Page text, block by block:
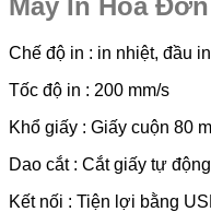
Máy In Hóa
Chế độ in : in nhiệt, đầu
Tốc độ in : 200 mm/s
Khổ giấy : Giấy cuộn 80
Dao cắt : Cắt giấy tự
Kết nối : Tiện lợi bằng